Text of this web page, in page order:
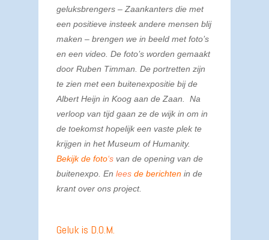
geluksbrengers – Zaankanters die met
een positieve insteek andere mensen blij
maken – brengen we in beeld met foto’s
en een video. De foto’s worden gemaakt
door Ruben Timman. De portretten zijn
te zien met een buitenexpositie bij de
Albert Heijn in Koog aan de Zaan. Na
verloop van tijd gaan ze de wijk in om in
de toekomst hopelijk een vaste plek te
krijgen in het Museum of Humanity.
Bekijk de foto‘s van de opening van de
buitenexpo. En lees de berichten in de
krant over ons project.
Geluk is D.O.M.